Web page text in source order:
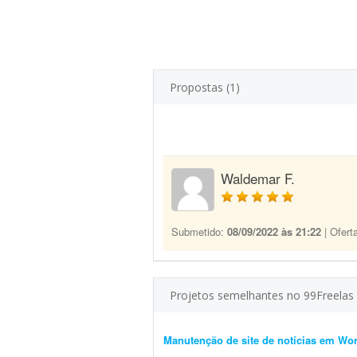
Propostas (1)
Waldemar F.
Submetido: 08/09/2022 às 21:22 |
Projetos semelhantes no 99Freelas
Manutenção de site de notícias em